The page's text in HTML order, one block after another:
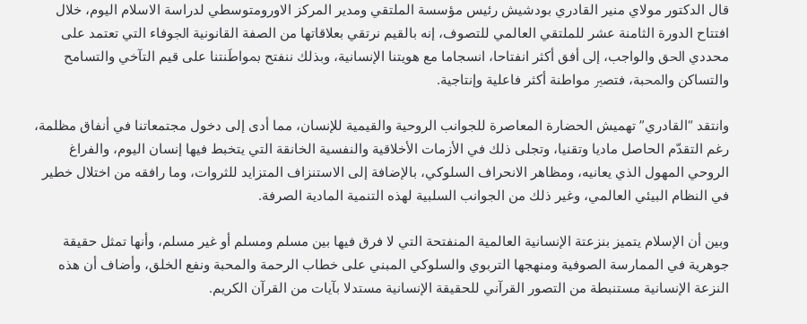
قال الدكتور مولاي منير القادري بودشيش رئيس مؤسسة الملتقي ومدير المركز الاورومتوسطي لدراسة الاسلام اليوم، خلال
افتتاح الدورة الثامنة عشر للملتقي العالمي للتصوف، إنه باﻟﻘﻴﻢ ﻧﺮﺗﻘﻲ ﺑﻌﻼﻗﺎتها ﻣﻦ اﻟﺼﻔﺔ اﻟﻘﺎﻧﻮﻧﻴﺔ اﳉﻮﻓﺎء التي ﺗﻌﺘﻤﺪ ﻋﻠﻰ
محددي اﳊﻖ والواجب، إﱃ أﻓﻖ أﻛﺜﺮ اﻧﻔﺘﺎﺣﺎ، اﻧﺴﺠﺎﻣﺎ ﻣﻊ ﻫﻮﻳﺘﻨﺎ اﻹﻧﺴﺎﻧﻴﺔ، وﺑﺬﻟﻚ ﻧﻨﻔﺘﺢ ﲟﻮاﻃَﻨﺘﻨﺎ ﻋﻠﻰ ﻗﻴﻢ اﻟﺘﺂﺧﻲ والتسامح
واﻟﺘﺴﺎﻛﻦ واﶈﺒﺔ، ﻓﺘﺼﲑ ﻣﻮاﻃﻨﺔ أﻛﺜﺮ ﻓﺎﻋﻠﻴﺔ وإﻧﺘﺎﺟﻴﺔ.
وانتقد “القادري” تهميش الحضارة المعاصرة للجوانب الروحیة والقیمیة للإنسان، مما أدى إلى دخول مجتمعاتنا في أنفاق مظلمة،
رغم التقدّم الحاصل ماديا وتقنيا، وتجلى ذلك في الأزمات الأخلاقية والنفسیة الخانقة التي یتخبط فیها إنسان اليوم، والفراغ
الروحي المهول الذي یعانیه، ومظاهر الانحراف السلوكي، بالإضافة إلى الاستنزاف المتزاید للثروات، وما رافقه من اختلال خطیر
في النظام البیئي العالمي، وغیر ذلك من الجوانب السلبية لهذه التنمیة المادية الصرفة.
وبين أن الإسلام يتميز بنزعتة الإنسانية العالمية المنفتحة التي لا فرق فيها بين مسلم ومسلم أو غير مسلم، وأنها تمثل حقيقة
جوهرية في الممارسة الصوفية ومنهجها التربوي والسلوكي المبني على خطاب الرحمة والمحبة ونفع الخلق، وأضاف أن هذه
النزعة الإنسانية مستنبطة من التصور القرآني للحقيقة الإنسانية مستدلا بآيات من القرآن الكريم.